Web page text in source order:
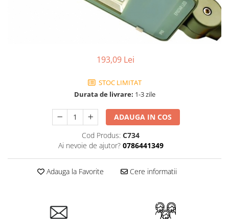
193,09 Lei
STOC LIMITAT
Durata de livrare: 1-3 zile
ADAUGA IN COS
Cod Produs: C734
Ai nevoie de ajutor? 0786441349
Adauga la Favorite Cere informatii